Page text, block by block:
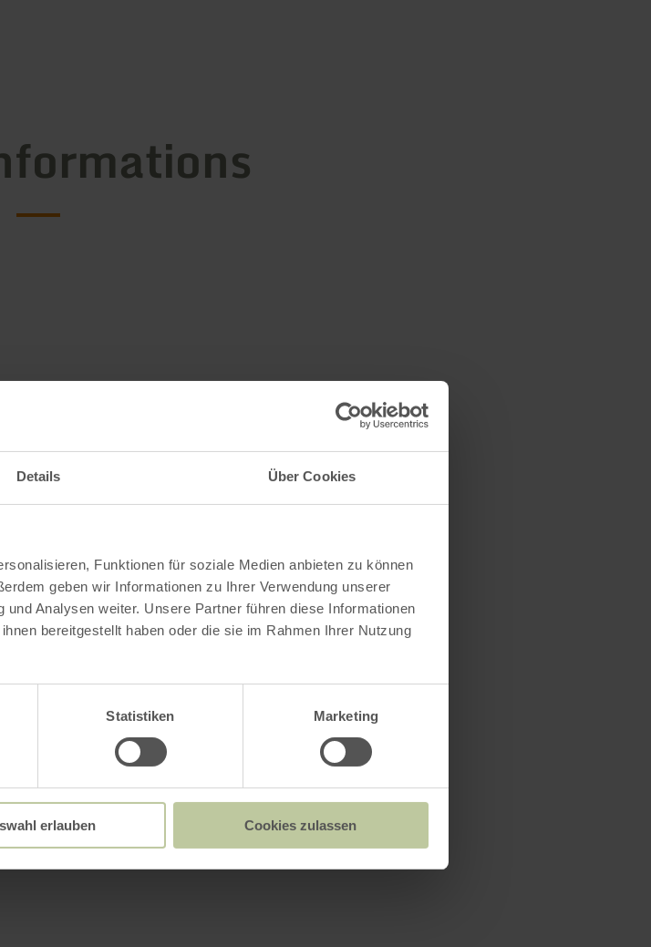
Details Über Cookies
Funktionen für soziale Medien anbieten zu können
geben wir Informationen zu Ihrer Verwendung unserer
Analysen weiter. Unsere Partner führen diese Informationen
bereitgestellt haben oder die sie im Rahmen Ihrer Nutzung
Statistiken Marketing
erlauben Cookies zulassen